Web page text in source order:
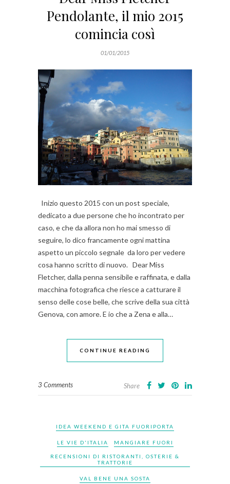
Pendolante, il mio 2015
comincia così
01/01/2015
Inizio questo 2015 con un post speciale,
dedicato a due persone che ho incontrato per
caso, e che da allora non ho mai smesso di
seguire, lo dico francamente ogni mattina
aspetto un piccolo segnale da loro per vedere
cosa hanno scritto di nuovo. Dear Miss
Fletcher, dalla penna sensibile e raffinata, e dalla
macchina fotografica che riesce a catturare il
senso delle cose belle, che scrive della sua città
Genova, con amore. E io che a Zena e alla…
CONTINUE READING
3 Comments Share
IDEA WEEKEND E GITA FUORIPORTA
LE VIE D'ITALIA MANGIARE FUORI
RECENSIONI DI RISTORANTI, OSTERIE &
TRATTORIE
VAL BENE UNA SOSTA